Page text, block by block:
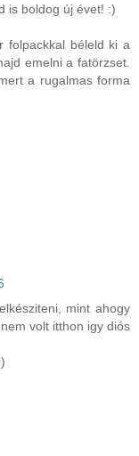
is boldog új évet! :)
folpackkal béleld ki a
emelni a fatörzset.
a rugalmas forma
mint ahogy
volt itthon igy diós